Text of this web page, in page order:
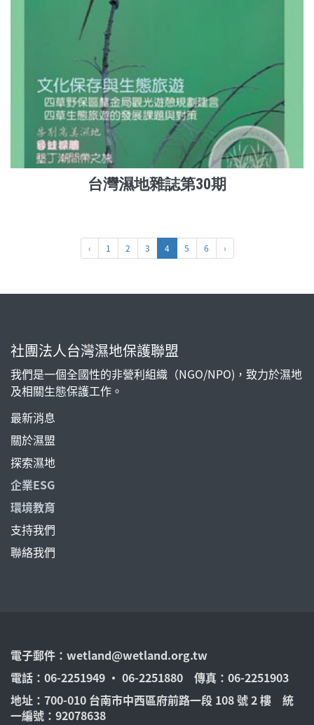
台灣濕地雜誌第30期
‹ 1 2 3 4 5 6 ›
社團法人台灣濕地保護聯盟
我們是一個全國性的非營利組織（NGO/NPO)，致力於濕地
及相關生態保護工作。
最新消息
關於濕盟
探索濕地
企業ESG
環境教育
支持我們
聯絡我們
電子郵件： wetland@wetland.org.tw
電話：06-2251949 ‧ 06-2251880 傳真：06-2251903
地址：700-010 台南市中西區府前路一段 108 號 2 樓 統
一編號：92078638